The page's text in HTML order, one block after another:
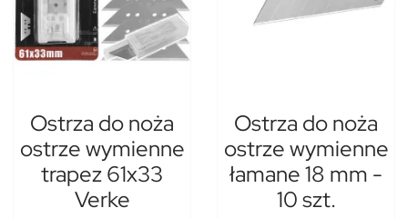
Ostrza do noża
ostrze wymienne
trapez 61x33
Verke
Ostrza do noża
ostrze wymienne
łamane 18 mm -
10 szt.